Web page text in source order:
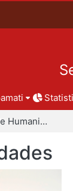
Departamento de Humanidades